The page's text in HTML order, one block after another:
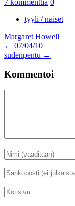
tyyli / naiset
Margaret Howell
Artikkelien
selaus
← 07/04/10
sudenpentu →
Kommentoi
Nimi
*
Sähköposti
*
Kotisivu